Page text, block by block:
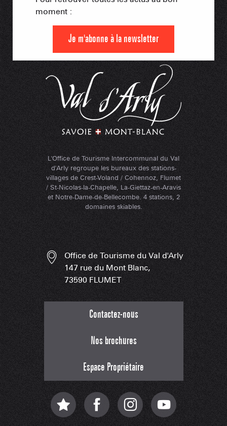
L'Office de Tourisme Intercommunal du Val
d'Arly regroupe les bureaux des stations-
villages de Crest-Voland / Cohennoz, Flumet
/ St-Nicolas-la-Chapelle, La-Giettaz-en-Aravis
et Notre-Dame-de-Bellecombe. 4 stations, 2
domaines skiables.
moment :
Je m'abonne à la newsletter
Office de Tourisme du Val d'Arly
147 rue du Mont Blanc,
73590 FLUMET
Contactez-nous
Nos brochures
Espace Propriétaire